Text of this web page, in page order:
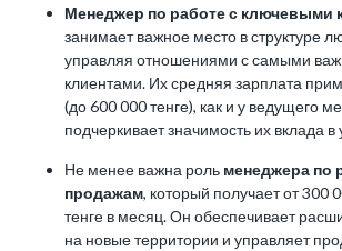
Менеджер по работе с ключевыми
занимает важное место в структуре
управляя отношениями с самыми
клиентами. Их средняя зарплата
(до 600 000 тенге), как и у ведущего
подчеркивает значимость их вклада
Не менее важна роль менеджера по
продажам, который получает от 300
тенге в месяц. Он обеспечивает
на новые территории и управляет